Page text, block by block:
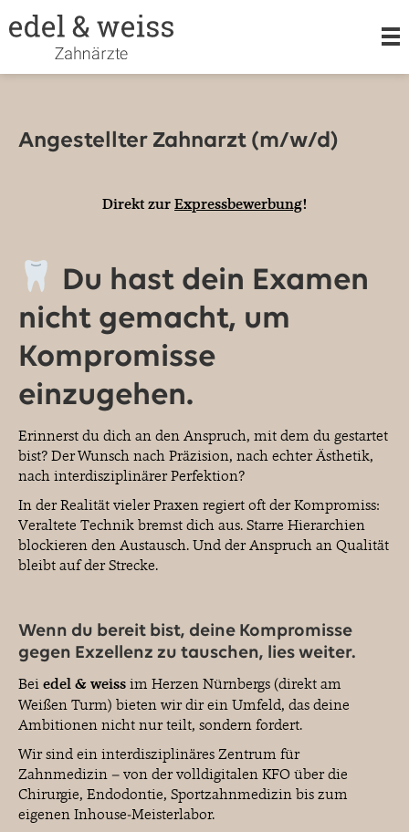
TEAM
KARRIERE
BLOG
KONTAKT & TERMINE
© 2026 EDEL & WEISS. ALLE RECHTE VORBEHALTEN.
Angestellter Zahnarzt (m/w/d)
Direkt zurExpressbewerbung!
Du hast dein Examen
nicht gemacht, um
Kompromisse
einzugehen.
Erinnerst du dich an den Anspruch, mit dem du gestartet
bist? Der Wunsch nach Präzision, nach echter Ästhetik,
nach interdisziplinärer Perfektion?
In der Realität vieler Praxen regiert oft der Kompromiss:
Veraltete Technik bremst dich aus. Starre Hierarchien
blockieren den Austausch. Und der Anspruch an Qualität
bleibt auf der Strecke.
Wenn du bereit bist, deine Kompromisse
gegen Exzellenz zu tauschen, lies weiter.
Bei edel & weiss im Herzen Nürnbergs (direkt am
Weißen Turm) bieten wir dir ein Umfeld, das deine
Ambitionen nicht nur teilt, sondern fordert.
Wir sind ein interdisziplinäres Zentrum für
Zahnmedizin – von der volldigitalen KFO über die
Chirurgie, Endodontie, Sportzahnmedizin bis zum
eigenen Inhouse-Meisterlabor.